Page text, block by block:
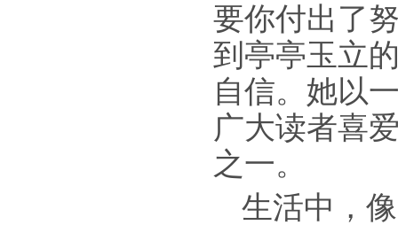
要你付出了
到亭亭玉立
自信。她以
广大读者喜
之一。
生活中，